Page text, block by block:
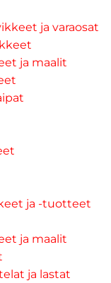
ja varaosat
ja maalit
ja -tuotteet
ja maalit
ja lastat